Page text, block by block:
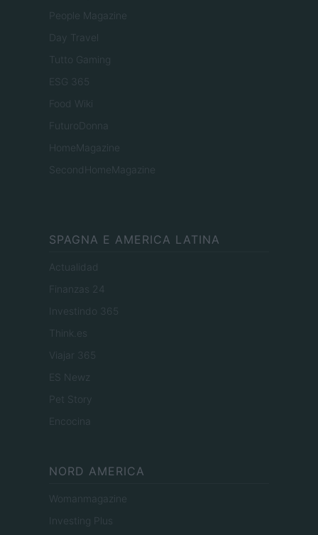
People Magazine
Day Travel
Tutto Gaming
ESG 365
Food Wiki
FuturoDonna
HomeMagazine
SecondHomeMagazine
SPAGNA E AMERICA LATINA
Actualidad
Finanzas 24
Investindo 365
Think.es
Viajar 365
ES Newz
Pet Story
Encocina
NORD AMERICA
Womanmagazine
Investing Plus